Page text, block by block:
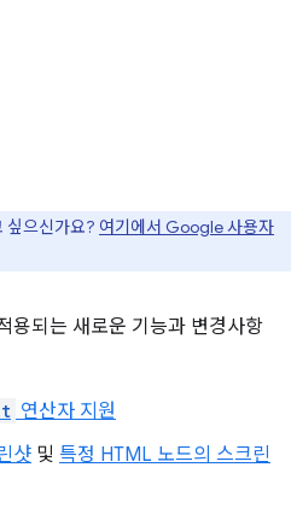
싶으신가요? 여기에서 Google 사용자
되는 새로운 기능과 변경사항
연산자 지원
샷 및 특정 HTML 노드의 스크린